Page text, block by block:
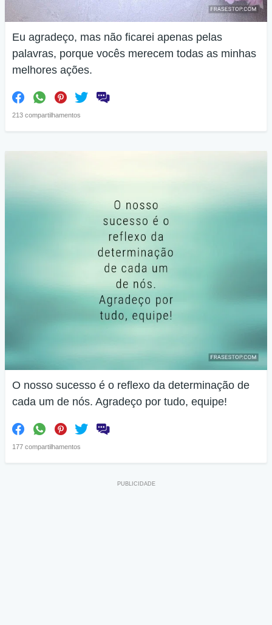
Eu agradeço, mas não ficarei apenas pelas
palavras, porque vocês merecem todas as minhas
melhores ações.
213 compartilhamentos
O nosso sucesso é o reflexo da determinação de
cada um de nós. Agradeço por tudo, equipe!
177 compartilhamentos